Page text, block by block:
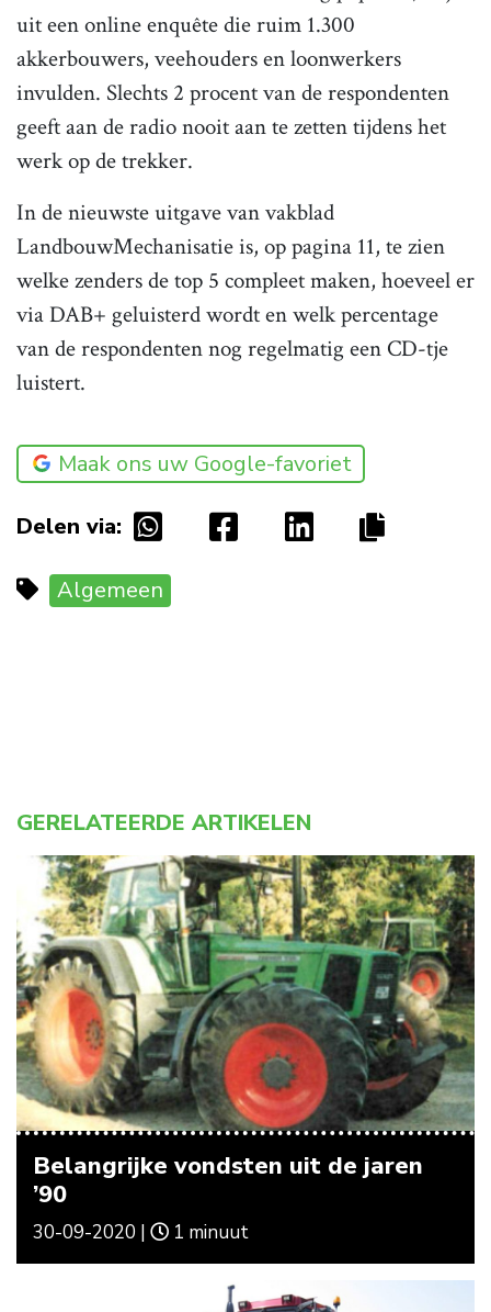
uit een online enquête die ruim 1.300
akkerbouwers, veehouders en loonwerkers
invulden. Slechts 2 procent van de respondenten
geeft aan de radio nooit aan te zetten tijdens het
werk op de trekker.
In de nieuwste uitgave van vakblad
LandbouwMechanisatie is, op pagina 11, te zien
welke zenders de top 5 compleet maken, hoeveel er
via DAB+ geluisterd wordt en welk percentage
van de respondenten nog regelmatig een CD-tje
luistert.
Maak ons uw Google-favoriet
Delen via:
Algemeen
GERELATEERDE ARTIKELEN
Belangrijke vondsten uit de jaren
’90
30-09-2020 | 1 minuut